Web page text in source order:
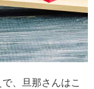
、旦那さんはこ